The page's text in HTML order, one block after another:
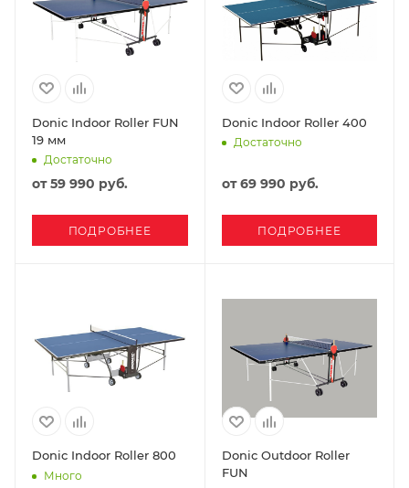
Donic Indoor Roller FUN
19 мм
Достаточно
от59 990 руб.
ПОДРОБНЕЕ
Donic Indoor Roller 400
Достаточно
от69 990 руб.
ПОДРОБНЕЕ
Donic Indoor Roller 800
Много
Donic Outdoor Roller
FUN